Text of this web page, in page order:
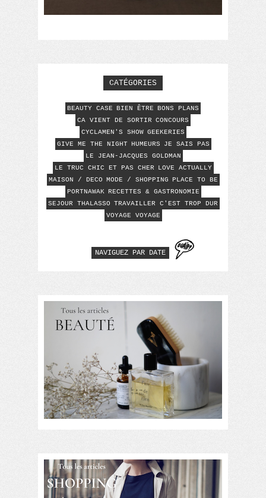
CATÉGORIES
BEAUTY CASE BIEN ÊTRE BONS PLANS
CA VIENT DE SORTIR CONCOURS
CYCLAMEN'S SHOW GEEKERIES
GIVE ME THE NIGHT HUMEURS
JE SAIS PAS
LE JEAN-JACQUES GOLDMAN
LE TRUC CHIC ET PAS CHER
LOVE ACTUALLY
MAISON / DECO MODE / SHOPPING PLACE TO BE
PORTNAWAK RECETTES & GASTRONOMIE
SEJOUR THALASSO TRAVAILLER C'EST TROP DUR
VOYAGE VOYAGE
NAVIGUEZ PAR DATE